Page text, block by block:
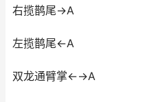
右揽鹊尾→A
左揽鹊尾←A
双龙通臂掌←→A